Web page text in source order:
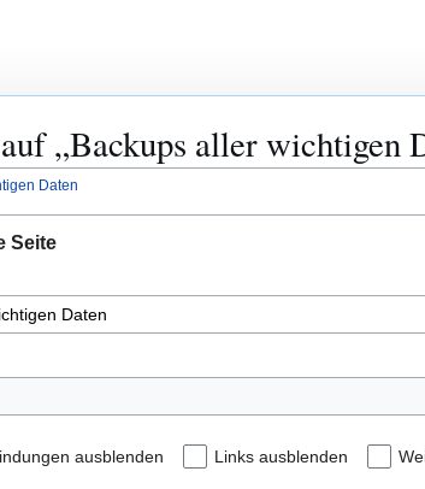
„Backups aller wichtigen
Daten
Seite
ausblenden Links ausblenden